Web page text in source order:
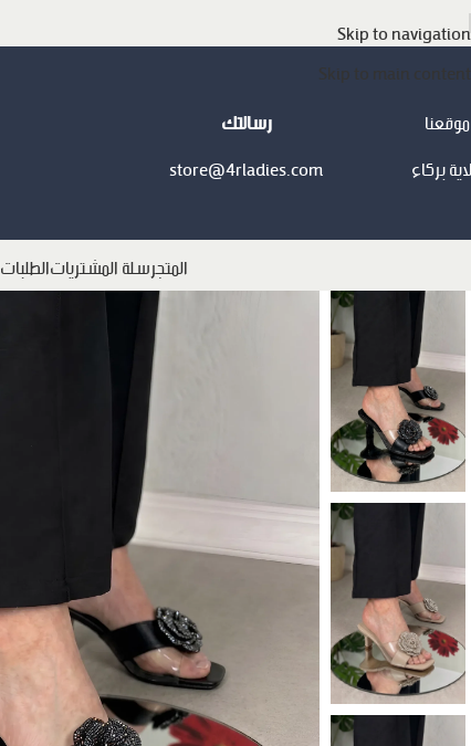
Skip to navigation
Skip to main content
موقعنا
بركاء
رسالتك
store@4rladies.com
المتجرسلة المشترياتالطلبات